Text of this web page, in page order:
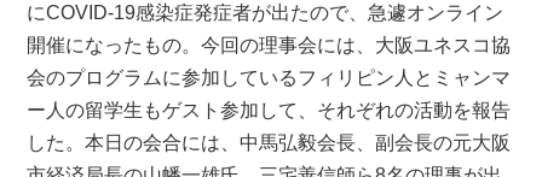
にCOVID-19感染症発症者が出たので、急遽オンライン
開催になったもの。今回の理事会には、大阪ユネスコ協
会のプログラムに参加しているフィリピン人とミャンマ
ー人の留学生もゲスト参加して、それぞれの活動を報告
した。本日の会合には、中馬弘毅会長、副会長の元大阪